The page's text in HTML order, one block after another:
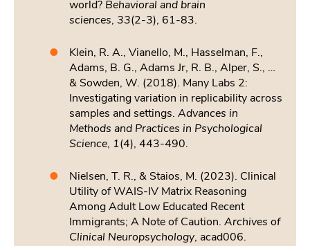
world? Behavioral and brain
sciences, 33(2-3), 61-83.
Klein, R. A., Vianello, M., Hasselman, F.,
Adams, B. G., Adams Jr, R. B., Alper, S., …
& Sowden, W. (2018). Many Labs 2:
Investigating variation in replicability across
samples and settings. Advances in
Methods and Practices in Psychological
Science, 1(4), 443-490.
Nielsen, T. R., & Staios, M. (2023). Clinical
Utility of WAIS-IV Matrix Reasoning
Among Adult Low Educated Recent
Immigrants; A Note of Caution. Archives of
Clinical Neuropsychology, acad006.